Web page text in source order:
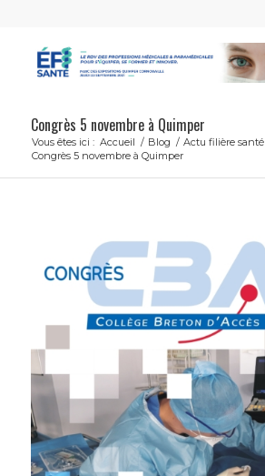
Congrès 5 novembre à Quimper
Vous êtes ici : Accueil / Blog / Actu filière santé
Congrès 5 novembre à Quimper